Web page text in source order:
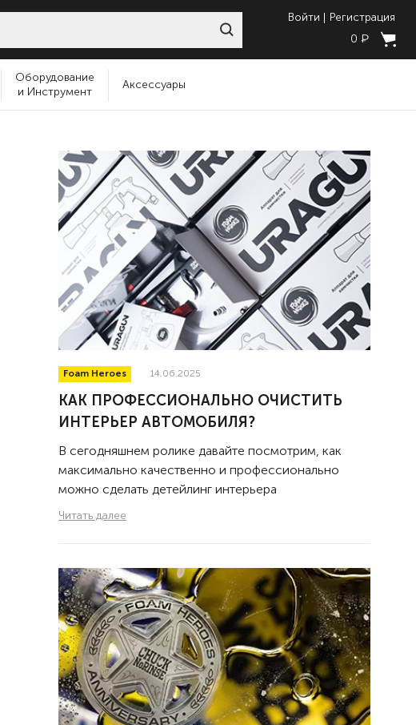
Войти
Регистрация
0 ₽
Оборудование
и Инструмент
Аксессуары
Foam Heroes 14.06.2025
КАК ПРОФЕССИОНАЛЬНО ОЧИСТИТЬ
ИНТЕРЬЕР АВТОМОБИЛЯ?
В сегодняшнем ролике давайте посмотрим, как
максимально качественно и профессионально
можно сделать детейлинг интерьера
Читать далее